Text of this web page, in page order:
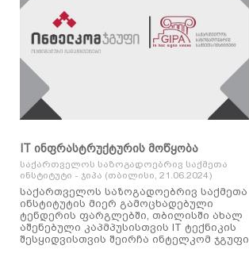
IT ინფრასტრუქტურის მოწყობა
საქართველოს საზოგადოებრივ საქმეთა
ინსტიტუტი - ჯიპა (თბილისი, 21.06.2024)
საქართველოს საზოგადოებრივ საქმეთა
ინსტიტუტის მიერ გამოცხადებული
ტენდერის ფარგლებში, თბილისში ახალ
აშენებული კაპმპუსისთვის IT ტექნიკის
შესყიდვისთვის შეირჩა ინტელკომ ჯგუფი.